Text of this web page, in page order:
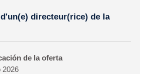
directeur(rice) de la
de la oferta
2026